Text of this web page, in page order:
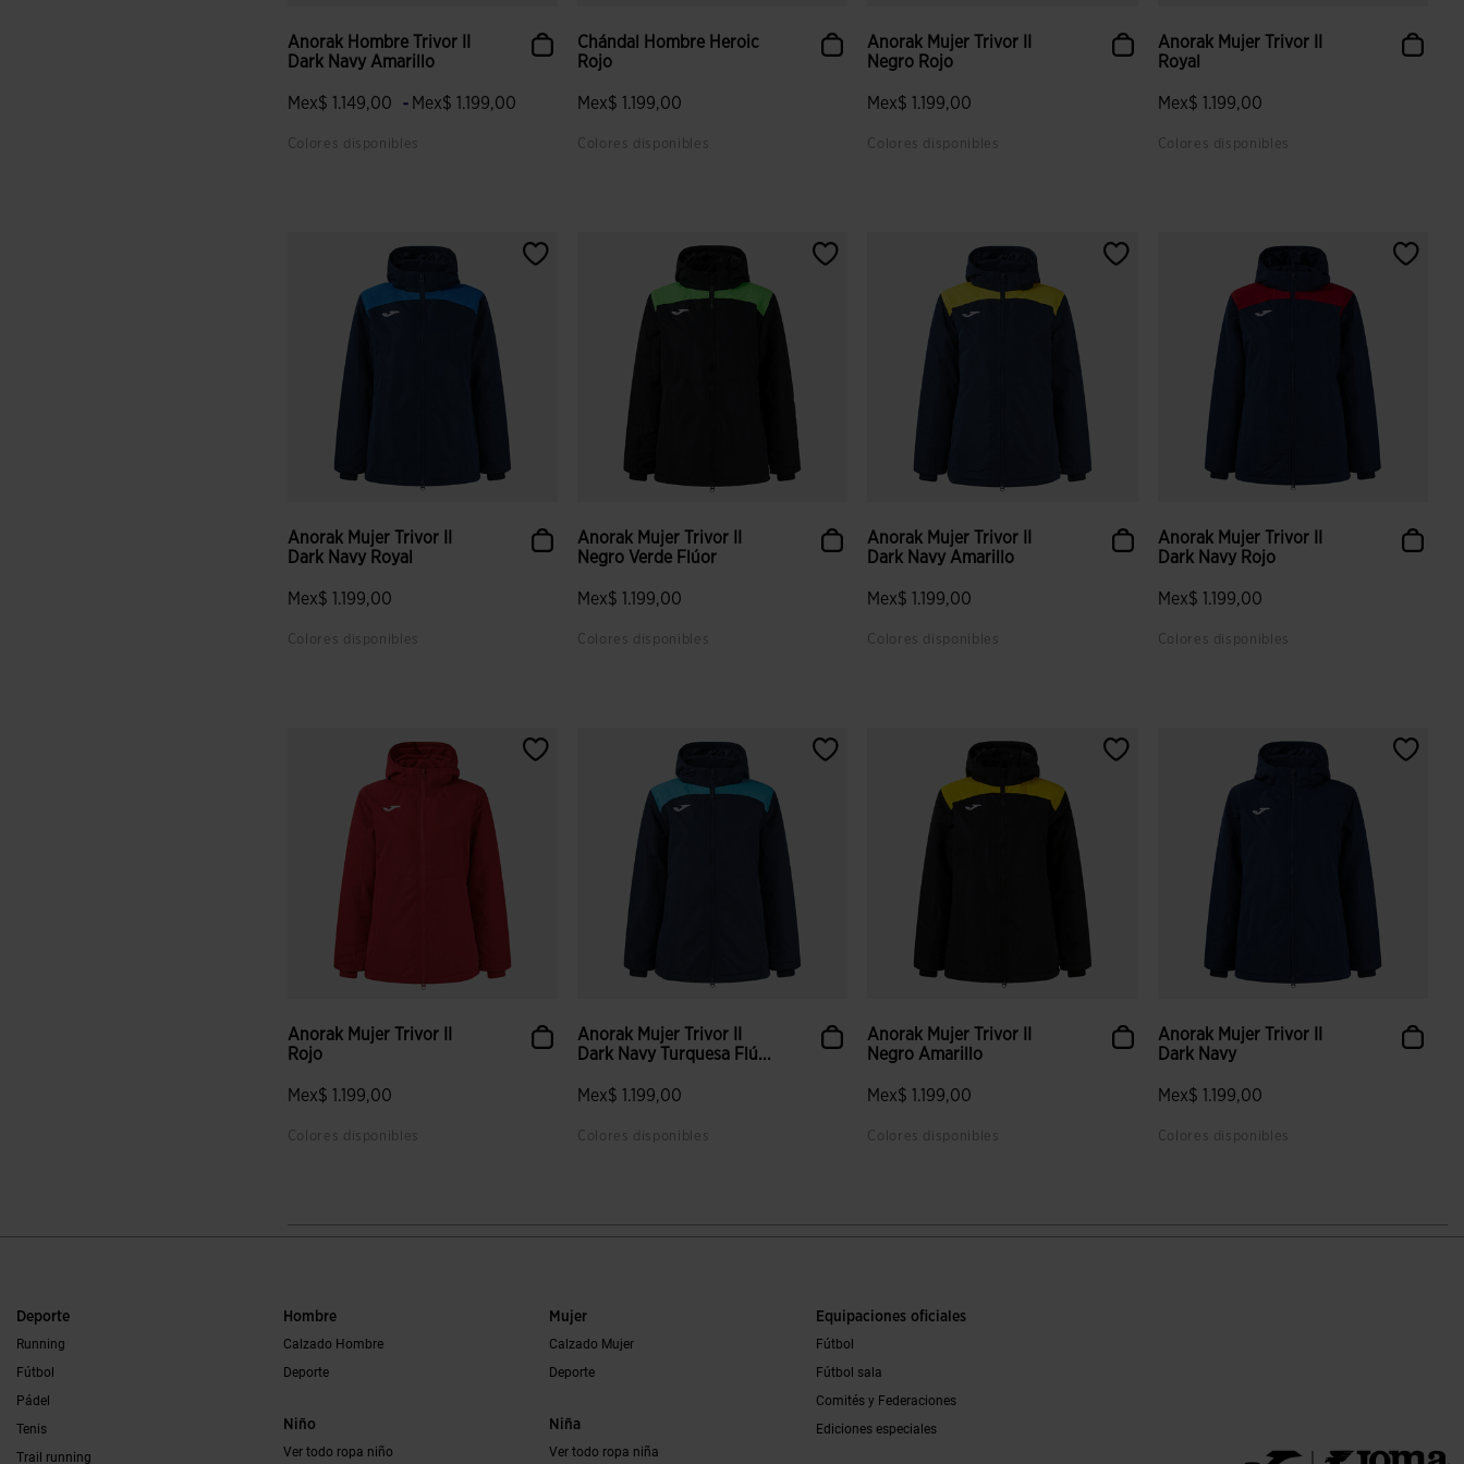
Anorak Hombre Trivor II
Dark Navy Amarillo
Mex$ 1.149,00 - Mex$ 1.199,00
Colores disponibles
Chándal Hombre Heroic
Rojo
Mex$ 1.199,00
Colores disponibles
Anorak Mujer Trivor II
Negro Rojo
Mex$ 1.199,00
Colores disponibles
Anorak Mujer Trivor II
Royal
Mex$ 1.199,00
Colores disponibles
Anorak Mujer Trivor II
Dark Navy Royal
Mex$ 1.199,00
Colores disponibles
Anorak Mujer Trivor II
Negro Verde Flúor
Mex$ 1.199,00
Colores disponibles
Anorak Mujer Trivor II
Dark Navy Amarillo
Mex$ 1.199,00
Colores disponibles
Anorak Mujer Trivor II
Dark Navy Rojo
Mex$ 1.199,00
Colores disponibles
Anorak Mujer Trivor II
Rojo
Mex$ 1.199,00
Colores disponibles
5 sobre 5 de valoración de clientes
Anorak Mujer Trivor II
Dark Navy Turquesa Flú...
Mex$ 1.199,00
Colores disponibles
5 sobre 5 de valoración de clientes
Anorak Mujer Trivor II
Negro Amarillo
Mex$ 1.199,00
Colores disponibles
4 sobre 5 de valoración de clientes
Anorak Mujer Trivor II
Dark Navy
Mex$ 1.199,00
Colores disponibles
3.7 sobre 5 de valoración de clientes
Deporte
Running
Fútbol
Pádel
Tenis
Trail running
Hombre
Calzado Hombre
Deporte
Niño
Ver todo ropa niño
Mujer
Calzado Mujer
Deporte
Niña
Ver todo ropa niña
Equipaciones oficiales
Fútbol
Fútbol sala
Comités y Federaciones
Ediciones especiales